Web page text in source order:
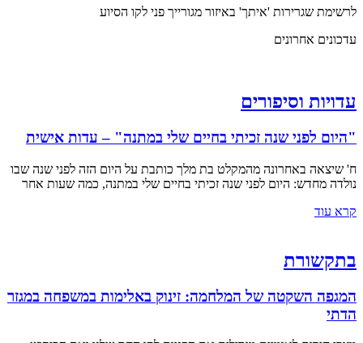
לרשימת שגרירות 'איתך' באיזור מגורייך פני לקו הסיוע
עדכונים אחרונים
עדויות וסיפורים
"היום לפני שנה זכיתי בחיים שלי במתנה" – עדות אישית
ח' שיצאה באחרונה מהמקלט בת מלך כותבת על היום הזה לפני שנה שבו
נולדה מחדש: היום לפני שנה זכיתי בחיים שלי במתנה, כמה שעות אחר
קרא עוד
בתקשורת
המגפה השקטה של המלחמה: זינוק באלימות במשפחה במגזר
הדתי